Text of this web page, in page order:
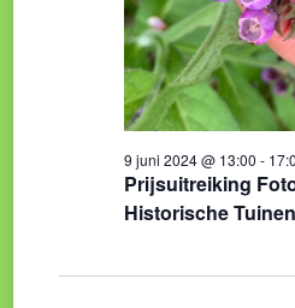
Prijsuitreiking
Historische
9 juni 2024 @ 13:00 -